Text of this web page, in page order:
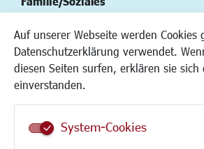
Auf unserer Webseite werden Cookies
Datenschutzerklärung verwendet.
diesen Seiten surfen, erklären sie sich
einverstanden.
System-Cookies
Kinderbetreuung
Kinder und Jugend
Institutionen für Familien
Frauen
Schule